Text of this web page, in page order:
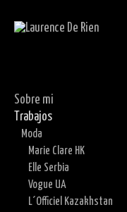
Sobre mi
Trabajos
Moda
Marie Clare HK
Elle Serbia
Vogue UA
L´Officiel Kazakhstan